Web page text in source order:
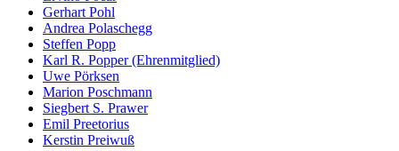
Gerhart Pohl
Andrea Polaschegg
Steffen Popp
Karl R. Popper (Ehrenmitglied)
Uwe Pörksen
Marion Poschmann
Siegbert S. Prawer
Emil Preetorius
Kerstin Preiwuß